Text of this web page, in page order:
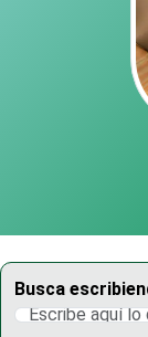
Busca